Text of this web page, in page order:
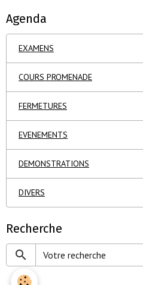
Agenda
EXAMENS
COURS PROMENADE
FERMETURES
EVENEMENTS
DEMONSTRATIONS
DIVERS
Recherche